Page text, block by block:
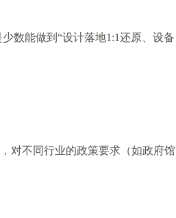
少数能做到“设计落地1:1还原、设备
对不同行业的政策要求（如政府馆